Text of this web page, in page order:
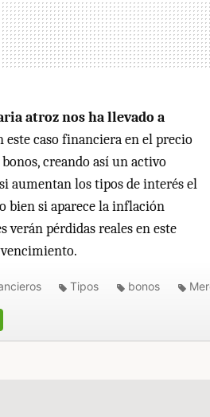
atroz nos ha llevado a
este caso financiera en el precio
creando así un activo
aumentan los tipos de interés el
bien si aparece la inflación
verán pérdidas reales en este
Tipos bonos